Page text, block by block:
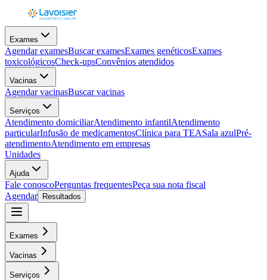
Exames
Agendar examesBuscar examesExames genéticosExames
toxicológicosCheck-upsConvênios atendidos
Vacinas
Agendar vacinasBuscar vacinas
Serviços
Atendimento domiciliarAtendimento infantilAtendimento
particularInfusão de medicamentosClínica para TEASala azulPré-
atendimentoAtendimento em empresas
Unidades
Ajuda
Fale conoscoPerguntas frequentesPeça sua nota fiscal
Agendar
Resultados
Exames
Vacinas
Serviços